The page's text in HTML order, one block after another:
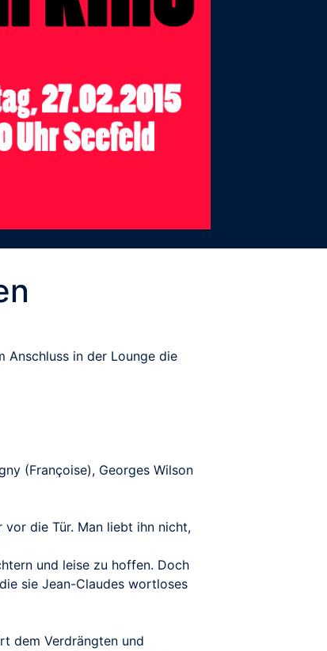
Anschluss in der Lounge die
(Françoise), Georges Wilson
die Tür. Man liebt ihn nicht,
und leise zu hoffen. Doch
sie Jean-Claudes wortloses
dem Verdrängten und